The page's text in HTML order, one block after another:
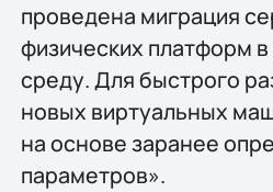
проведена миграция
физических платформ
среду. Для быстрого
новых виртуальных
на основе заранее
параметров».